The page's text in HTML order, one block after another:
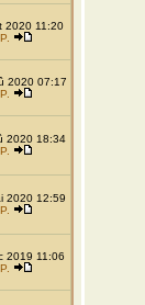
2020 11:20
2020 07:17
2020 18:34
2020 12:59
2019 11:06